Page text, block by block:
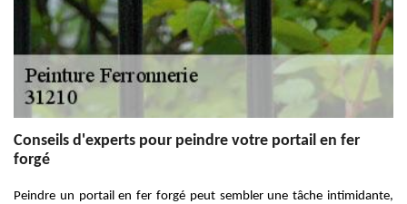
Conseils d'experts pour peindre votre portail en fer
forgé
Peindre un portail en fer forgé peut sembler une tâche intimidante,